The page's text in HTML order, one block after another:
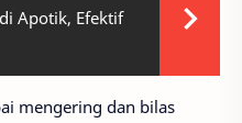
Apotik, Efektif
mengering dan bilas